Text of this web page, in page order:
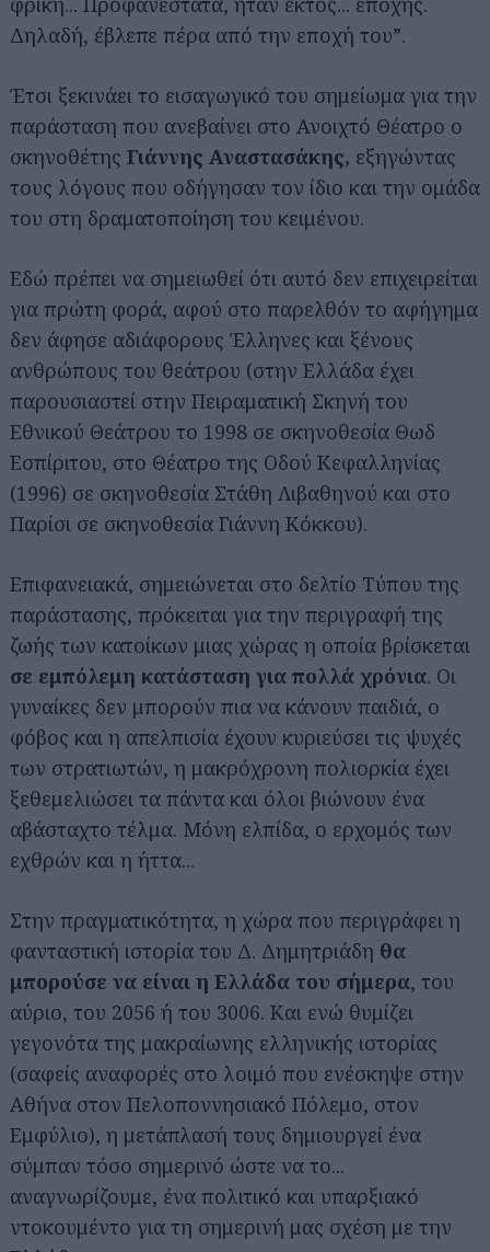
Δηλαδή, έβλεπε πέρα από την εποχή του”.
Έτσι ξεκινάει το εισαγωγικό του σημείωμα για την
παράσταση που ανεβαίνει στο Ανοιχτό Θέατρο ο
σκηνοθέτης Γιάννης Αναστασάκης, εξηγώντας
τους λόγους που οδήγησαν τον ίδιο και την ομάδα
του στη δραματοποίηση του κειμένου.
Εδώ πρέπει να σημειωθεί ότι αυτό δεν επιχειρείται
για πρώτη φορά, αφού στο παρελθόν το αφήγημα
δεν άφησε αδιάφορους Έλληνες και ξένους
ανθρώπους του θεάτρου (στην Ελλάδα έχει
παρουσιαστεί στην Πειραματική Σκηνή του
Εθνικού Θεάτρου το 1998 σε σκηνοθεσία Θωδ
Εσπίριτου, στο Θέατρο της Οδού Κεφαλληνίας
(1996) σε σκηνοθεσία Στάθη Λιβαθηνού και στο
Παρίσι σε σκηνοθεσία Γιάννη Κόκκου).
Επιφανειακά, σημειώνεται στο δελτίο Τύπου της
παράστασης, πρόκειται για την περιγραφή της
ζωής των κατοίκων μιας χώρας η οποία βρίσκεται
σε εμπόλεμη κατάσταση για πολλά χρόνια. Οι
γυναίκες δεν μπορούν πια να κάνουν παιδιά, ο
φόβος και η απελπισία έχουν κυριεύσει τις ψυχές
των στρατιωτών, η μακρόχρονη πολιορκία έχει
ξεθεμελιώσει τα πάντα και όλοι βιώνουν ένα
αβάσταχτο τέλμα. Μόνη ελπίδα, ο ερχομός των
εχθρών και η ήττα...
Στην πραγματικότητα, η χώρα που περιγράφει η
φανταστική ιστορία του Δ. Δημητριάδη θα
μπορούσε να είναι η Ελλάδα του σήμερα, του
αύριο, του 2056 ή του 3006. Και ενώ θυμίζει
γεγονότα της μακραίωνης ελληνικής ιστορίας
(σαφείς αναφορές στο λοιμό που ενέσκηψε στην
Αθήνα στον Πελοποννησιακό Πόλεμο, στον
Εμφύλιο), η μετάπλασή τους δημιουργεί ένα
σύμπαν τόσο σημερινό ώστε να το...
αναγνωρίζουμε, ένα πολιτικό και υπαρξιακό
ντοκουμέντο για τη σημερινή μας σχέση με την